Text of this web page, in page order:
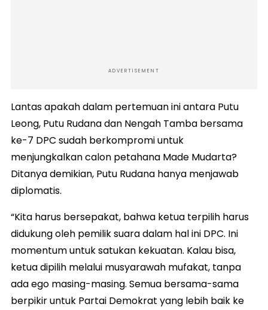
ADVERTISEMENT
Lantas apakah dalam pertemuan ini antara Putu
Leong, Putu Rudana dan Nengah Tamba bersama
ke-7 DPC sudah berkompromi untuk
menjungkalkan calon petahana Made Mudarta?
Ditanya demikian, Putu Rudana hanya menjawab
diplomatis.
“Kita harus bersepakat, bahwa ketua terpilih harus
didukung oleh pemilik suara dalam hal ini DPC. Ini
momentum untuk satukan kekuatan. Kalau bisa,
ketua dipilih melalui musyarawah mufakat, tanpa
ada ego masing-masing. Semua bersama-sama
berpikir untuk Partai Demokrat yang lebih baik ke